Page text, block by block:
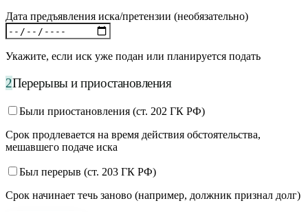
Дата предъявления иска/претензии (необязательно)
Укажите, если иск уже подан или планируется подать
2Перерывы и приостановления
Были приостановления (ст. 202 ГК РФ)
Срок продлевается на время действия обстоятельства,
мешавшего подаче иска
Был перерыв (ст. 203 ГК РФ)
Срок начинает течь заново (например, должник признал долг)